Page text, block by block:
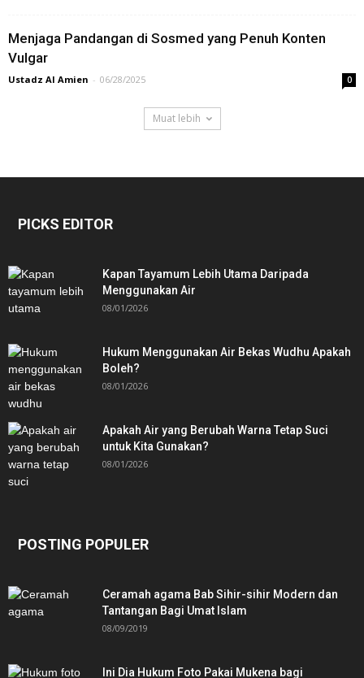
Menjaga Pandangan di Sosmed yang Penuh Konten
Vulgar
Ustadz Al Amien - 06/28/2025 0
Muat lebih
PICKS EDITOR
Kapan Tayamum Lebih Utama Daripada
Menggunakan Air
08/01/2026
Hukum Menggunakan Air Bekas Wudhu Apakah
Boleh?
08/01/2026
Apakah Air yang Berubah Warna Tetap Suci
untuk Kita Gunakan?
08/01/2026
POSTING POPULER
Ceramah agama Bab Sihir-sihir Modern dan
Tantangan Bagi Umat Islam
08/09/2019
Ini Dia Hukum Foto Pakai Mukena bagi